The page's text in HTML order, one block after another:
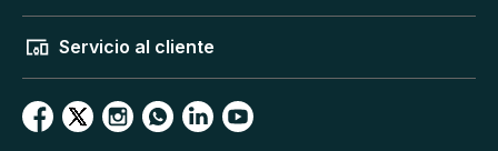
Servicio al cliente